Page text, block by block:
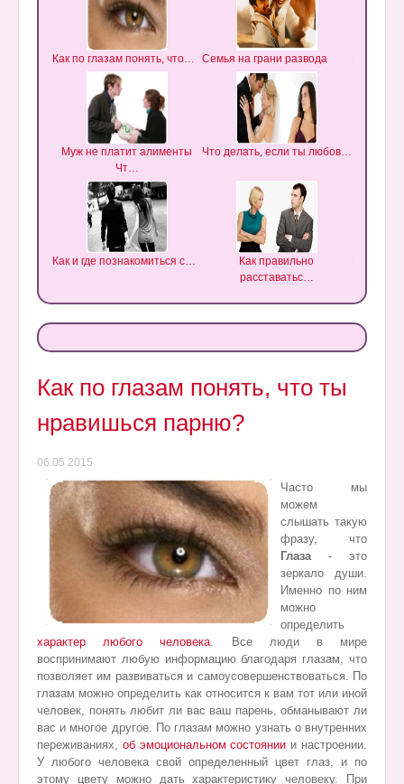
Как по глазам понять, что… Семья на грани развода
Муж не платит алименты
Чт…
Что делать, если ты любов…
Как и где познакомиться с…
Как правильно
расставатьс…
Как по глазам понять, что ты
нравишься парню?
06.05.2015
Часто мы
можем
слышать такую
фразу, что
Глаза- это
зеркало души.
Именно по ним
можно
определить
характер любого человека. Все люди в мире
воспринимают любую информацию благодаря глазам, что
позволяет им развиваться и самоусовершенствоваться. По
глазам можно определить как относится к вам тот или иной
человек, понять любит ли вас ваш парень, обманывают ли
вас и многое другое. По глазам можно узнать о внутренних
переживаниях, об эмоциональном состоянии и настроении.
У любого человека свой определенный цвет глаз, и по
этому цвету можно дать характеристику человеку. При